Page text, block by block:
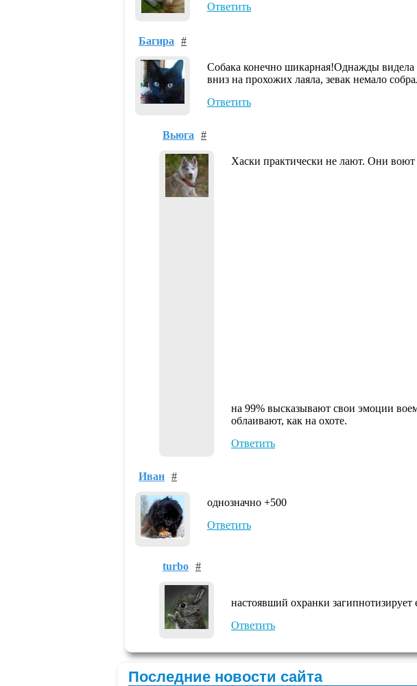
Ответить
Багира #
Собака конечно шикарная!Однажды видела
вниз на прохожих лаяла, зевак немало
Ответить
Вьюга #
Хаски практически не лают. Они воют
на 99% высказывают свои эмоции
облаивают, как на охоте.
Ответить
Ивaн #
однозначно +500
Ответить
turbo #
настоявший охранки загипнотизирует
Ответить
Последние новости сайта